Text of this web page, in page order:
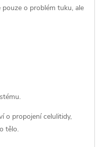
o problém tuku, ale
o propojení celulitidy,
tělo.